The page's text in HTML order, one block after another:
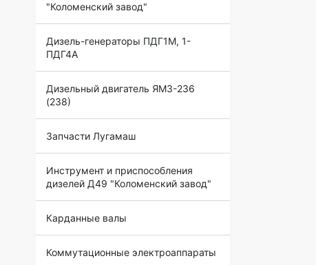
"Коломенский завод"
Дизель-генераторы ПДГ1М, 1-
ПДГ4А
Дизельный двигатель ЯМЗ-236
(238)
Запчасти Лугамаш
Инструмент и приспособления
дизелей Д49 "Коломенский завод"
Карданные валы
Коммутационные электроаппараты